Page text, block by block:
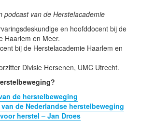
podcast van de Herstelacademie
en hoofddocent bij de
Haarlem en Meer.
bij de Herstelacademie Haarlem en
Divisie Hersenen, UMC Utrecht.
de herstelbeweging
de Nederlandse herstelbeweging
herstel – Jan Droes